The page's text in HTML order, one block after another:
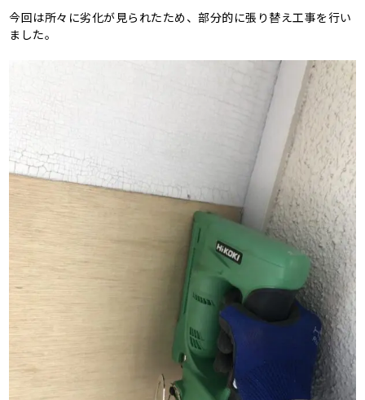
今回は所々に劣化が見られたため、部分的に張り替え工事を行い
ました。